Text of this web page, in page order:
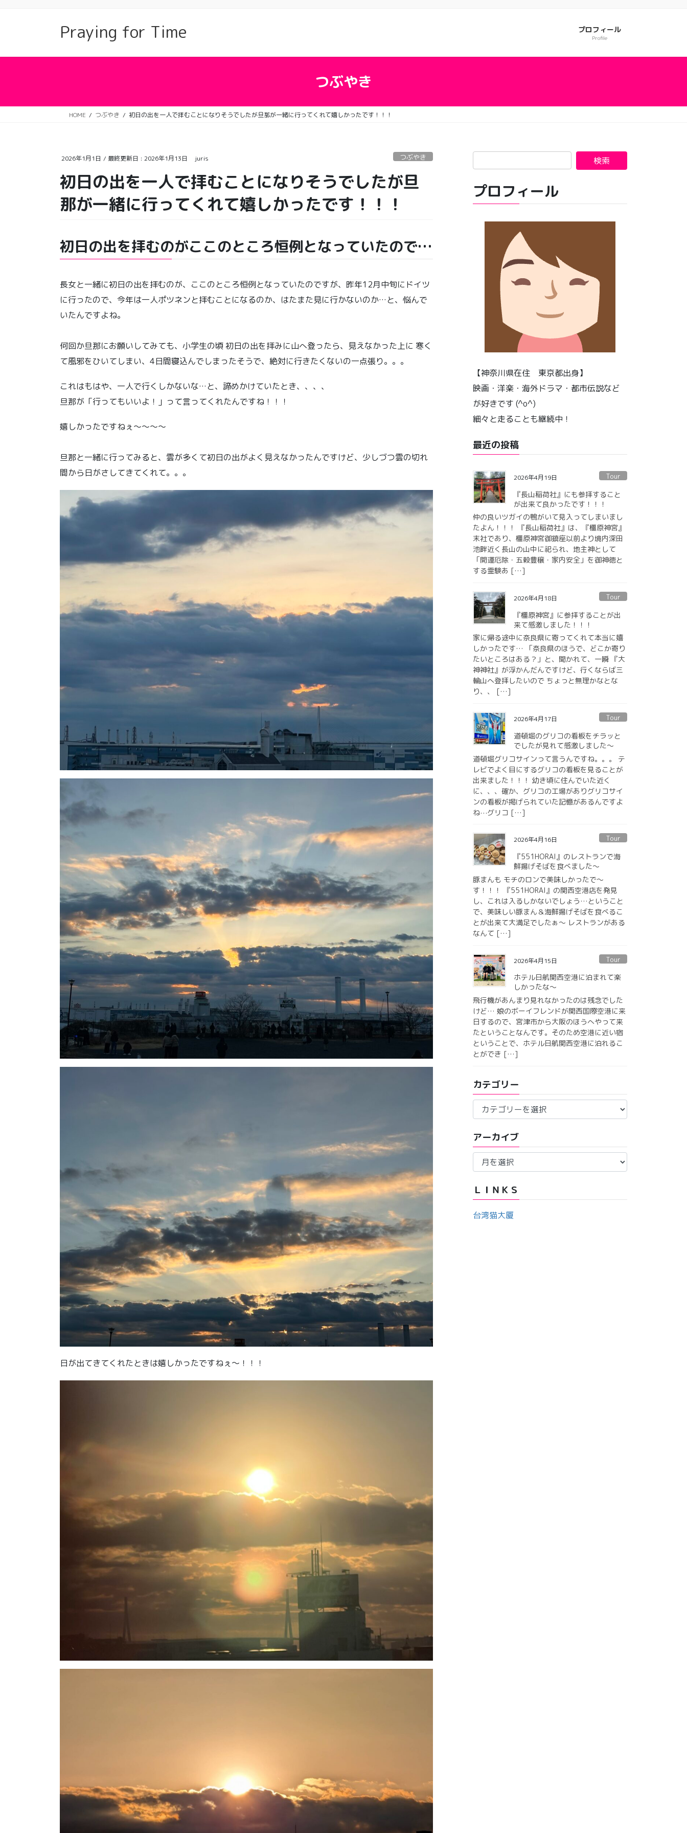
ツ
シ
移
Praying for Time プロフィール
Profile
つぶやき
HOME つぶやき 初日の出を一人で拝むことになりそうでしたが旦那が一緒に行ってくれて嬉しかったです！！！
2026年1月1日 / 最終更新日 : 2026年1月13日 juris つぶやき
初日の出を一人で拝むことになりそうでしたが旦
那が一緒に行ってくれて嬉しかったです！！！
初日の出を拝むのがここのところ恒例となっていたので…
長女と一緒に初日の出を拝むのが、ここのところ恒例となっていたのですが、昨年12月中旬にドイツ
に行ったので、今年は一人ポツネンと拝むことになるのか、はたまた見に行かないのか…と、悩んで
いたんですよね。
何回か旦那にお願いしてみても、小学生の頃 初日の出を拝みに山へ登ったら、見えなかった上に 寒く
て風邪をひいてしまい、4日間寝込んでしまったそうで、絶対に行きたくないの一点張り。。。
これはもはや、一人で行くしかないな…と、諦めかけていたとき、、、、
旦那が「行ってもいいよ！」って言ってくれたんですね！！！
嬉しかったですねぇ〜〜〜〜
旦那と一緒に行ってみると、雲が多くて初日の出がよく見えなかったんですけど、少しづつ雲の切れ
間から日がさしてきてくれて。。。
日が出てきてくれたときは嬉しかったですねぇ〜！！！
プロフィール
【神奈川県在住 東京都出身】
映画・洋楽・海外ドラマ・都市伝説など
が好きです (^o^)
細々と走ることも継続中！
最近の投稿
2026年4月19日 Tour
『長山稲荷社』にも参拝すること
が出来て良かったです！！！
仲の良いツガイの鴨がいて見入ってしまいまし
たよん！！！ 『長山稲荷社』は、『橿原神宮』
末社であり、橿原神宮御鎮座以前より境内深田
池畔近く長山の山中に祀られ、地主神として
「開運厄除・五穀豊穣・家内安全」を御神徳と
する霊験あ […]
2026年4月18日 Tour
『橿原神宮』に参拝することが出
来て感激しました！！！
家に帰る途中に奈良県に寄ってくれて本当に嬉
しかったです… 「奈良県のほうで、どこか寄り
たいところはある？」と、聞かれて、一瞬 『大
神神社』が浮かんだんですけど、行くならば三
輪山へ登拝したいので ちょっと無理かなとな
り、、 […]
2026年4月17日 Tour
道頓堀のグリコの看板をチラッと
でしたが見れて感激しました〜
道頓堀グリコサインって言うんですね。。。 テ
レビでよく目にするグリコの看板を見ることが
出来ました！！！ 幼き頃に住んでいた近く
に、、、確か、グリコの工場がありグリコサイ
ンの看板が掲げられていた記憶があるんですよ
ね⋯グリコ […]
2026年4月16日 Tour
『551HORAI』のレストランで海
鮮揚げそばを食べました〜
豚まんも モチのロンで美味しかったで〜
す！！！ 『551HORAI』の関西空港店を発見
し、これは入るしかないでしょう…ということ
で、美味しい豚まん＆海鮮揚げそばを食べるこ
とが出来て大満足でしたぁ〜 レストランがある
なんて […]
2026年4月15日 Tour
ホテル日航関西空港に泊まれて楽
しかったな〜
飛行機があんまり見れなかったのは残念でした
けど… 娘のボーイフレンドが関西国際空港に来
日するので、宮津市から大阪のほうへやって来
たということなんです。そのため空港に近い宿
ということで、ホテル日航関西空港に泊れるこ
とができ […]
カテゴリー
テ
リ
ー
アーカイブ
ア
イ
ブ
ＬＩＮＫＳ
台湾猫大厦